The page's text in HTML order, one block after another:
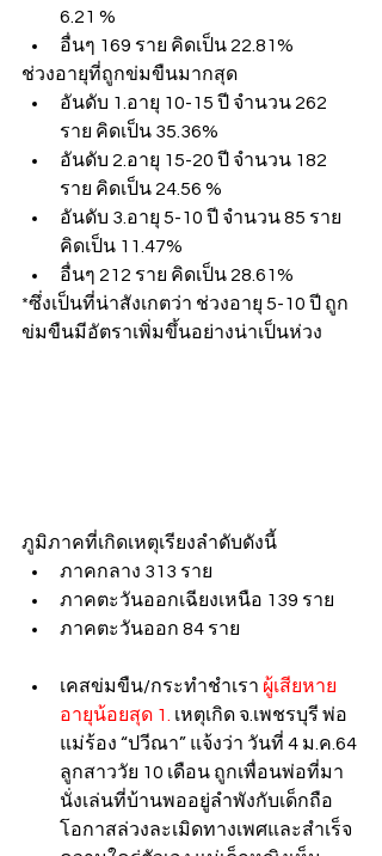
6.21 %
อื่นๆ 169 ราย คิดเป็น 22.81%
ช่วงอายุที่ถูกข่มขืนมากสุด
อันดับ 1.อายุ 10-15 ปี จำนวน 262
ราย คิดเป็น 35.36%
อันดับ 2.อายุ 15-20 ปี จำนวน 182
ราย คิดเป็น 24.56 %
อันดับ 3.อายุ 5-10 ปี จำนวน 85 ราย
คิดเป็น 11.47%
อื่นๆ 212 ราย คิดเป็น 28.61%
*ซึ่งเป็นที่น่าสังเกตว่า ช่วงอายุ 5-10 ปี ถูก
ข่มขืนมีอัตราเพิ่มขึ้นอย่างน่าเป็นห่วง
ภูมิภาคที่เกิดเหตุเรียงลำดับดังนี้
ภาคกลาง 313 ราย
ภาคตะวันออกเฉียงเหนือ 139 ราย
ภาคตะวันออก 84 ราย
เคสข่มขืน/กระทำชำเรา ผู้เสียหาย
อายุน้อยสุด 1. เหตุเกิด จ.เพชรบุรี พ่อ
แม่ร้อง “ปวีณา” แจ้งว่า วันที่ 4 ม.ค.64
ลูกสาววัย 10 เดือน ถูกเพื่อนพ่อที่มา
นั่งเล่นที่บ้านพออยู่ลำพังกับเด็กถือ
โอกาสล่วงละเมิดทางเพศและสำเร็จ